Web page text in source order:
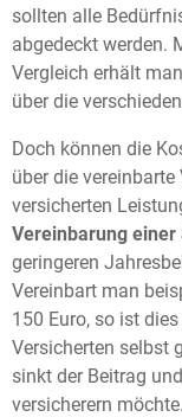
sollten alle
abgedeckt werden.
Vergleich erhält
über die
Doch können die
über die
versicherten
Vereinbarung
geringeren
Vereinbart man
150 Euro, so ist
Versicherten selbst
sinkt der Beitrag
versicherern möchte.